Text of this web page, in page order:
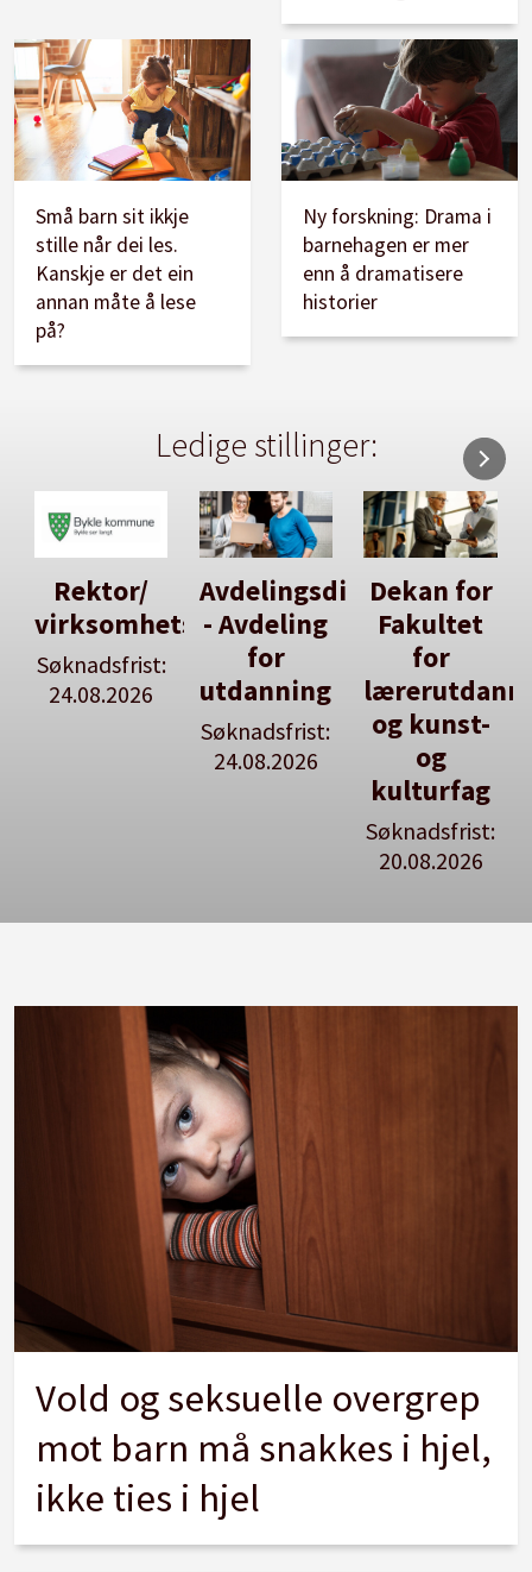
Små barn sit ikkje
stille når dei les.
Kanskje er det ein
annan måte å lese
på?
Ny forskning: Drama i
barnehagen er mer
enn å dramatisere
historier
Ledige stillinger:
Avdelingsdirektør
- Avdeling
for
utdanning
Dekan for
Fakultet
for
lærerutdanning
og kunst-
og
Her kan
du utlyse
en ledig
stilling
Se våre
stillingspakker
Vold og seksuelle overgrep
mot barn må snakkes i hjel,
ikke ties i hjel